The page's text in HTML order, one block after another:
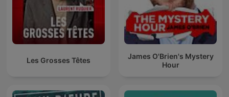
Les Grosses Têtes
James O'Brien's Mystery
Hour